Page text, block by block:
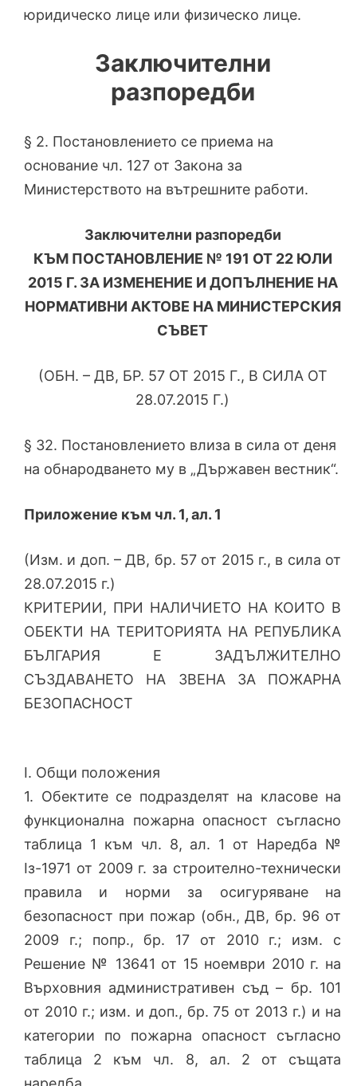
юридическо лице или физическо лице.
Заключителни
разпоредби
§ 2. Постановлението се приема на
основание чл. 127 от Закона за
Министерството на вътрешните работи.
Заключителни разпоредби
КЪМ ПОСТАНОВЛЕНИЕ № 191 ОТ 22 ЮЛИ
2015 Г. ЗА ИЗМЕНЕНИЕ И ДОПЪЛНЕНИЕ НА
НОРМАТИВНИ АКТОВЕ НА МИНИСТЕРСКИЯ
СЪВЕТ
(ОБН. – ДВ, БР. 57 ОТ 2015 Г., В СИЛА ОТ
28.07.2015 Г.)
§ 32. Постановлението влиза в сила от деня
на обнародването му в „Държавен вестник“.
Приложение към чл. 1, ал. 1
(Изм. и доп. – ДВ, бр. 57 от 2015 г., в сила от
28.07.2015 г.)
КРИТЕРИИ, ПРИ НАЛИЧИЕТО НА КОИТО В
ОБЕКТИ НА ТЕРИТОРИЯТА НА РЕПУБЛИКА
БЪЛГАРИЯ Е ЗАДЪЛЖИТЕЛНО
СЪЗДАВАНЕТО НА ЗВЕНА ЗА ПОЖАРНА
БЕЗОПАСНОСТ
І. Общи положения
1. Обектите се подразделят на класове на
функционална пожарна опасност съгласно
таблица 1 към чл. 8, ал. 1 от Наредба №
Iз-1971 от 2009 г. за строително-технически
правила и норми за осигуряване на
безопасност при пожар (обн., ДВ, бр. 96 от
2009 г.; попр., бр. 17 от 2010 г.; изм. с
Решение № 13641 от 15 ноември 2010 г. на
Върховния административен съд – бр. 101
от 2010 г.; изм. и доп., бр. 75 от 2013 г.) и на
категории по пожарна опасност съгласно
таблица 2 към чл. 8, ал. 2 от същата